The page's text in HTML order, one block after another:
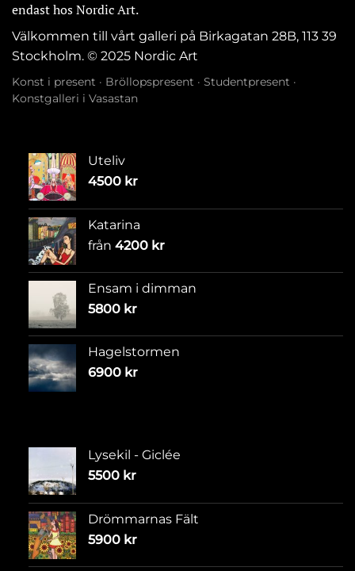
endast hos Nordic Art.
Välkommen till vårt galleri på Birkagatan 28B, 113 39
Stockholm. © 2025 Nordic Art
Konst i present · Bröllopspresent · Studentpresent ·
Konstgalleri i Vasastan
Uteliv
4500 kr
Katarina
från 4200 kr
Ensam i dimman
5800 kr
Hagelstormen
6900 kr
Lysekil - Giclée
5500 kr
Drömmarnas Fält
5900 kr